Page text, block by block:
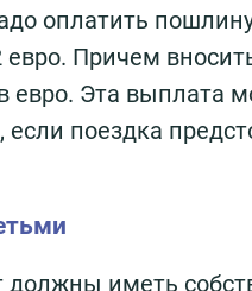
оплатить
евро. Причем
евро. Эта выплата
поездка
должны иметь